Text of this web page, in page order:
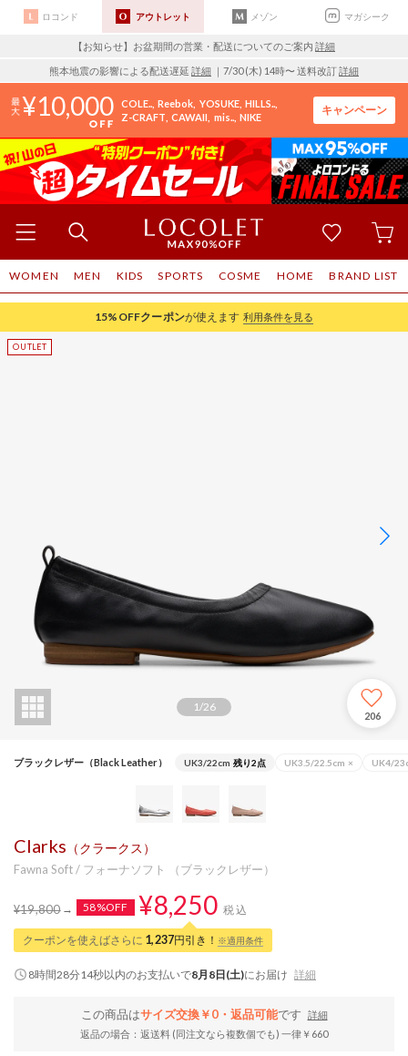
ロコンド アウトレット メゾン マガシーク
【お知らせ】お盆期間の営業・配送についてのご案内 詳細
熊本地震の影響による配送遅延 詳細 ｜7/30 (木) 14時〜 送料改訂詳細
10,000 COLE.. Reebok YOSUKE HILLS..
Z-CRAFT CAWAII mis.. NIKE
キャンペーン
WOMEN MEN KIDS SPORTS COSME HOME BRAND LIST
15%OFFクーポンが使えます 利用条件を見る
1/26
206
ブラックレザー（Black Leather） UK3/22cm 残り2点 UK3.5/22.5cm × UK4/
Clarks （クラークス）
Fawna Soft / フォーナソフト （ブラックレザー）
¥19,800 58%OFF ¥8,250 税込
クーポンを使えばさらに 1,237円引き！ ※適用条件
8時間28分13秒以内のお支払いで8月8日(土)にお届け 詳細
この商品はサイズ交換￥0・返品可能です
詳細
返品の場合：返送料 (同注文なら複数個でも) 一律￥660